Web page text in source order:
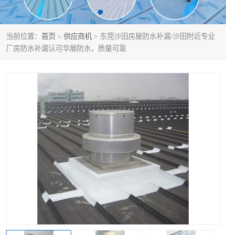
当前位置： 首页 > 供应商机 > 东莞沙田房屋防水补漏/沙田附近专业
厂房防水补漏认可华展防水，质量可靠
金属房搭建及补漏